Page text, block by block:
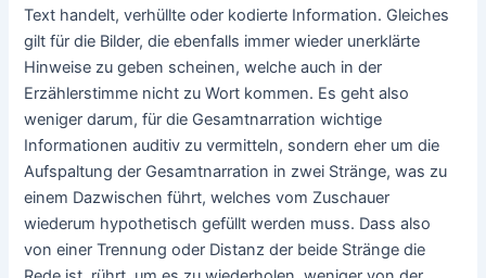
Text handelt, verhüllte oder kodierte Information. Gleiches
gilt für die Bilder, die ebenfalls immer wieder unerklärte
Hinweise zu geben scheinen, welche auch in der
Erzählerstimme nicht zu Wort kommen. Es geht also
weniger darum, für die Gesamtnarration wichtige
Informationen auditiv zu vermitteln, sondern eher um die
Aufspaltung der Gesamtnarration in zwei Stränge, was zu
einem Dazwischen führt, welches vom Zuschauer
wiederum hypothetisch gefüllt werden muss. Dass also
von einer Trennung oder Distanz der beide Stränge die